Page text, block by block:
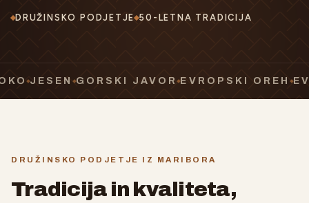
DRUŽINSKO PODJETJE 50-LETNA TRADICIJA
GORSKI JAVOR EVROPSKI OREH
DRUŽINSKO PODJETJE IZ MARIBORA
Tradicija in kvaliteta,